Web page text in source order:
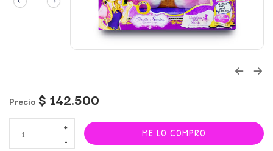
Precio $ 142.500
ME LO COMPRO